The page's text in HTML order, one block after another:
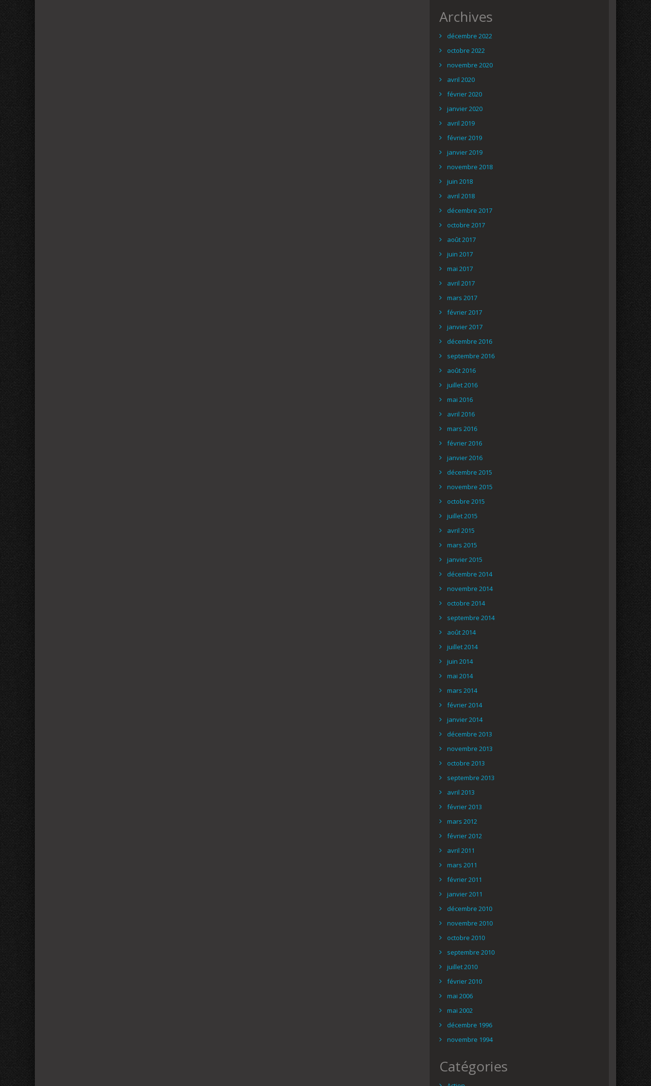
Archives
décembre 2022
octobre 2022
novembre 2020
avril 2020
février 2020
janvier 2020
avril 2019
février 2019
janvier 2019
novembre 2018
juin 2018
avril 2018
décembre 2017
octobre 2017
août 2017
juin 2017
mai 2017
avril 2017
mars 2017
février 2017
janvier 2017
décembre 2016
septembre 2016
août 2016
juillet 2016
mai 2016
avril 2016
mars 2016
février 2016
janvier 2016
décembre 2015
novembre 2015
octobre 2015
juillet 2015
avril 2015
mars 2015
janvier 2015
décembre 2014
novembre 2014
octobre 2014
septembre 2014
août 2014
juillet 2014
juin 2014
mai 2014
mars 2014
février 2014
janvier 2014
décembre 2013
novembre 2013
octobre 2013
septembre 2013
avril 2013
février 2013
mars 2012
février 2012
avril 2011
mars 2011
février 2011
janvier 2011
décembre 2010
novembre 2010
octobre 2010
septembre 2010
juillet 2010
février 2010
mai 2006
mai 2002
décembre 1996
novembre 1994
Catégories